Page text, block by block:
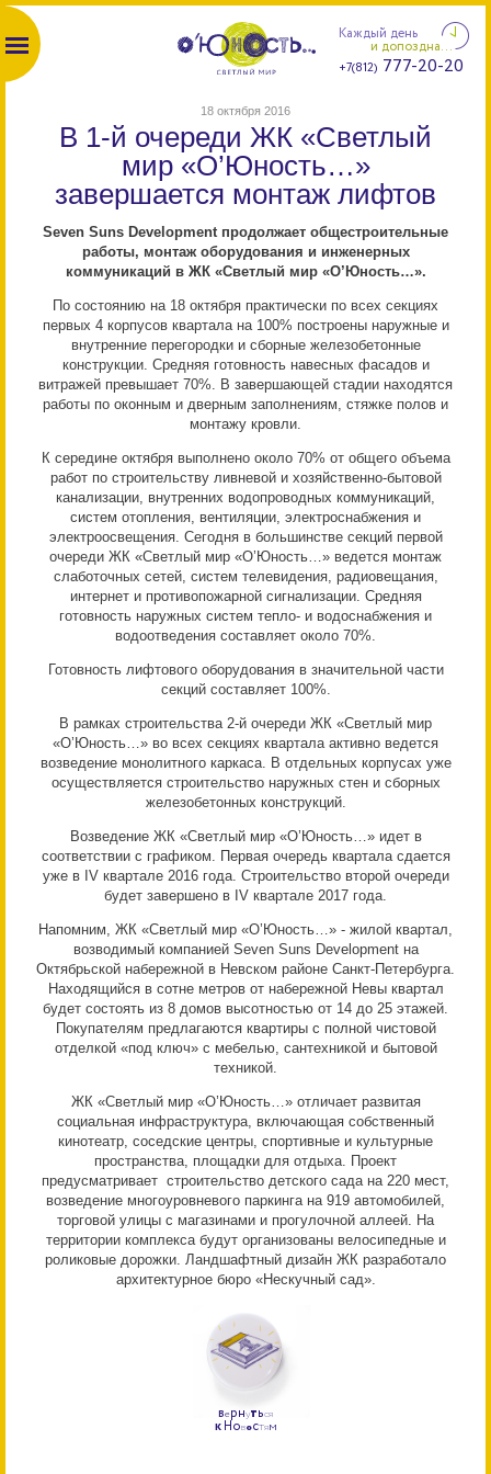
Каждый день
и допоздна...
+7(812) 777-20-20
18 октября 2016
В 1-й очереди ЖК «Светлый
мир «О’Юность…»
завершается монтаж лифтов
Seven Suns Development продолжает общестроительные
работы, монтаж оборудования и инженерных
коммуникаций в ЖК «Светлый мир «О’Юность…».
По состоянию на 18 октября практически по всех секциях
первых 4 корпусов квартала на 100% построены наружные и
внутренние перегородки и сборные железобетонные
конструкции. Средняя готовность навесных фасадов и
витражей превышает 70%. В завершающей стадии находятся
работы по оконным и дверным заполнениям, стяжке полов и
монтажу кровли.
К середине октября выполнено около 70% от общего объема
работ по строительству ливневой и хозяйственно-бытовой
канализации, внутренних водопроводных коммуникаций,
систем отопления, вентиляции, электроснабжения и
электроосвещения. Сегодня в большинстве секций первой
очереди ЖК «Светлый мир «О’Юность…» ведется монтаж
слаботочных сетей, систем телевидения, радиовещания,
интернет и противопожарной сигнализации. Средняя
готовность наружных систем тепло- и водоснабжения и
водоотведения составляет около 70%.
Готовность лифтового оборудования в значительной части
секций составляет 100%.
В рамках строительства 2-й очереди ЖК «Светлый мир
«О’Юность…» во всех секциях квартала активно ведется
возведение монолитного каркаса. В отдельных корпусах уже
осуществляется строительство наружных стен и сборных
железобетонных конструкций.
Возведение ЖК «Светлый мир «О’Юность…» идет в
соответствии с графиком. Первая очередь квартала сдается
уже в IV квартале 2016 года. Строительство второй очереди
будет завершено в IV квартале 2017 года.
Напомним, ЖК «Светлый мир «О’Юность…» - жилой квартал,
возводимый компанией Seven Suns Development на
Октябрьской набережной в Невском районе Санкт-Петербурга.
Находящийся в сотне метров от набережной Невы квартал
будет состоять из 8 домов высотностью от 14 до 25 этажей.
Покупателям предлагаются квартиры с полной чистовой
отделкой «под ключ» с мебелью, сантехникой и бытовой
техникой.
ЖК «Светлый мир «О’Юность…» отличает развитая
социальная инфраструктура, включающая собственный
кинотеатр, соседские центры, спортивные и культурные
пространства, площадки для отдыха. Проект
предусматривает строительство детского сада на 220 мест,
возведение многоуровневого паркинга на 919 автомобилей,
торговой улицы с магазинами и прогулочной аллеей. На
территории комплекса будут организованы велосипедные и
роликовые дорожки. Ландшафтный дизайн ЖК разработало
архитектурное бюро «Нескучный сад».
Вернуться
к Новостям